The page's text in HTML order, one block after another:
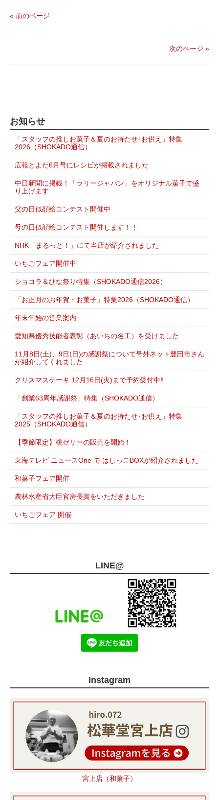
る
る
« 前のページ
次のページ »
お知らせ
「スタッフの推しお菓子＆夏のお持たせ･お供え」特集
2026（SHOKADO通信）
広報とよた6月号にレシピが掲載されました
中日新聞に掲載！「ラリージャパン」をオリジナル菓子で盛
り上げます
父の日似顔絵コンテスト開催中
母の日似顔絵コンテスト開催します！！
NHK「まるっと！」にて当店が紹介されました
いちごフェア開催中
ショコラ＆ひな祭り特集（SHOKADO通信2026）
「お正月のお年賀・お菓子」特集2026（SHOKADO通信）
年末年始の営業案内
愛知県優秀技能者表彰（あいちの名工）を受けました
11月8日(土)、9日(日)の感謝祭について号外ネット豊田市さん
が紹介してくれました
クリスマスケーキ 12月16日(火)まで予約受付中‼
「創業63周年感謝祭」特集（SHOKADO通信）
「スタッフの推しお菓子＆夏のお持たせ･お供え」特集
2025（SHOKADO通信）
【季節限定】桃ゼリーの販売を開始！
東海テレビ ニュースOne で はしっこBOXが紹介されました
和菓子フェア開催
農林水産省大臣官房長賞をいただきました
いちごフェア 開催
LINE@
Instagram
宮上店（和菓子）